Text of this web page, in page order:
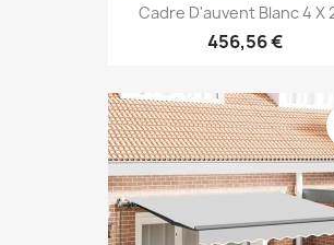
Cadre D'auvent Blanc 4 X
456,56 €